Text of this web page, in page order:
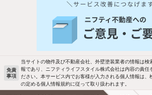
バス・トイレ別 2階
洗濯機置場あり 独立
新着物件メール通
検索中の条件の新着物件情報をいち早
新着メール通知を受け
免責
事項
当サイトの物件及び不動産会社、外壁塗装業者の情報は検
報であり、ニフティライフスタイル株式会社は内容の責任
ださい。本サービス内でお客様が入力される個人情報は、
の定める個人情報規約に従って取り扱われます。